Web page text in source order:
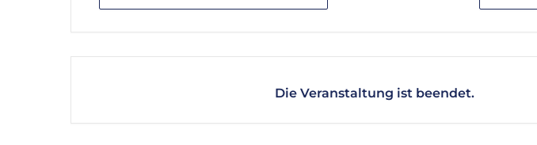
Die Veranstaltung ist beendet.